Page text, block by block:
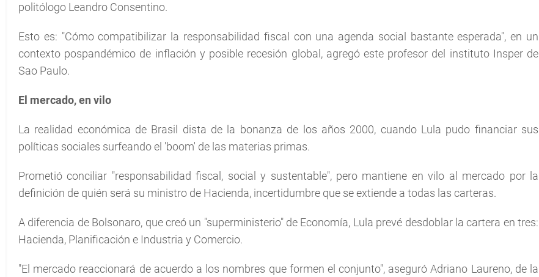
politólogo Leandro Consentino.
Esto es: "Cómo compatibilizar la responsabilidad fiscal con una agenda social bastante esperada", en un
contexto pospandémico de inflación y posible recesión global, agregó este profesor del instituto Insper de
Sao Paulo.
El mercado, en vilo
La realidad económica de Brasil dista de la bonanza de los años 2000, cuando Lula pudo financiar sus
políticas sociales surfeando el 'boom' de las materias primas.
Prometió conciliar "responsabilidad fiscal, social y sustentable", pero mantiene en vilo al mercado por la
definición de quién será su ministro de Hacienda, incertidumbre que se extiende a todas las carteras.
A diferencia de Bolsonaro, que creó un "superministerio" de Economía, Lula prevé desdoblar la cartera en tres:
Hacienda, Planificación e Industria y Comercio.
"El mercado reaccionará de acuerdo a los nombres que formen el conjunto", aseguró Adriano Laureno, de la